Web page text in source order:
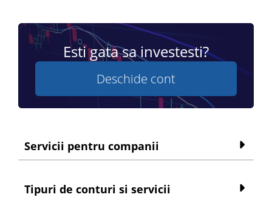
Esti gata sa investesti?
Deschide cont
Servicii pentru companii
Tipuri de conturi si servicii